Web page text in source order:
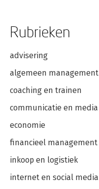
Rubrieken
advisering
algemeen management
coaching en trainen
communicatie en media
economie
financieel management
inkoop en logistiek
internet en social media